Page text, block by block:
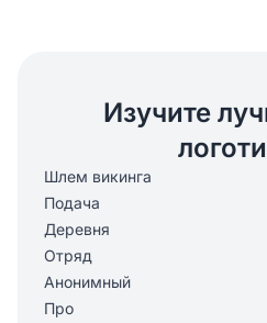
Изучите
Шлем викинга
Подача
Деревня
Отряд
Анонимный
Про